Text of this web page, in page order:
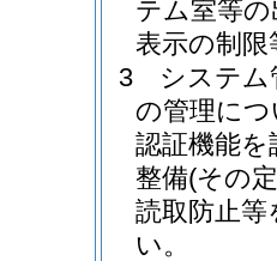
テム室等
表示の制
3
システム
の管理に
認証機能
整備(その
読取防止
い。